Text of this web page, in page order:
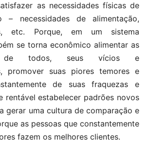
as necessidades físicas de
– necessidades de alimentação,
etc. Porque, em um sistema
se torna econômico alimentar as
de todos, seus vícios e
promover suas piores temores e
de suas fraquezas e
rentável estabelecer padrões novos
gerar uma cultura de comparação e
as pessoas que constantemente
fazem os melhores clientes.